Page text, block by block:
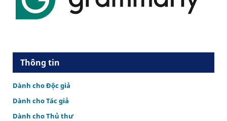
Thông tin
Dành cho Độc giả
Dành cho Tác giả
Dành cho Thủ thư